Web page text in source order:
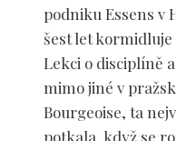
podniku Essens v
šest let
Lekci o disciplíně
mimo jiné v
Bourgeoise, ta
potkala, když se